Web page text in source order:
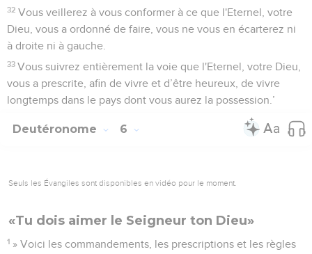
32 Vous veillerez à vous conformer à ce que l'Eternel, votre
Dieu, vous a ordonné de faire, vous ne vous en écarterez ni
à droite ni à gauche.
33 Vous suivrez entièrement la voie que l'Eternel, votre Dieu,
vous a prescrite, afin de vivre et d’être heureux, de vivre
longtemps dans le pays dont vous aurez la possession.’
Deutéronome 6
Seuls les Évangiles sont disponibles en vidéo pour le moment.
«Tu dois aimer le Seigneur ton Dieu»
1 » Voici les commandements, les prescriptions et les règles